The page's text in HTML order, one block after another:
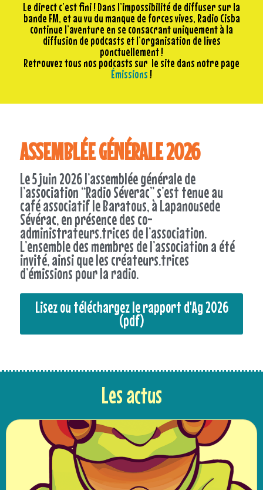
Le direct c’est fini ! Dans l’impossibilité de diffuser sur la
bande FM, et au vu du manque de forces vives, Radio Cisba
continue l’aventure en se consacrant uniquement à la
diffusion de podcasts et l’organisation de lives
ponctuellement !
Retrouvez tous nos podcasts sur le site dans notre page
Émissions!
ASSEMBLÉE GÉNÉRALE 2026
Le 5 juin 2026 l’assemblée générale de
l’association “Radio Séverac” s’est tenue au
café associatif le Baratous, à Lapanousede
Sévérac, en présence des co-
administrateurs.trices de l’association.
L’ensemble des membres de l’association a été
invité, ainsi que les créateurs.trices
d’émissions pour la radio.
Lisez ou téléchargez le rapport d'Ag 2026
(pdf)
Les actus